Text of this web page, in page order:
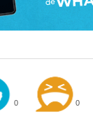
0 0